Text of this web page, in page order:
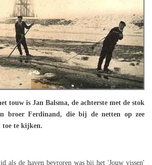
touw is Jan Balsma, de achterste met de stok
broer Ferdinand, die bij de netten op zee
toe te kijken.
als de haven bevroren was bij het 'Jouw vissen'